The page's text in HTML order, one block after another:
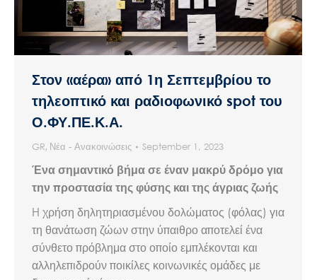
Στον «αέρα» από 1η Σεπτεμβρίου το
τηλεοπτικό και ραδιοφωνικό spot του
Ο.ΦΥ.ΠΕ.Κ.Α.
GR, Νέα - Ανακοινώσεις September 1, 2023
Ένα σημαντικό βήμα σε έναν μακρύ δρόμο για
την προστασία της φύσης και της άγριας ζωής
H χρήση δηλητηριασμένου δολώματος (φόλας) για
τη θανάτωση ζώων στην ύπαιθρο αποτελεί ένα
σύνθετο πρόβλημα στο οποίο εμπλέκονται και
αλληλεπιδρούν ποικίλες κοινωνικές ομάδες με